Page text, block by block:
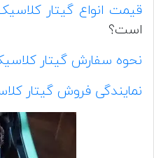
قیمت انواع گیتار
است؟
نحوه سفارش گیتار
نمایندگی فروش گیتار